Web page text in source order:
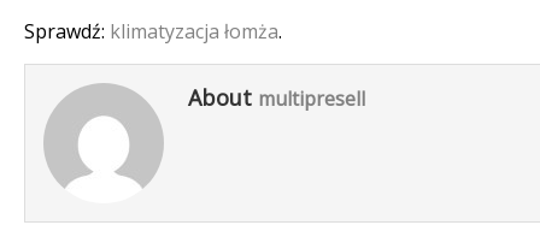
Sprawdź: klimatyzacja łomża.
About multipresell